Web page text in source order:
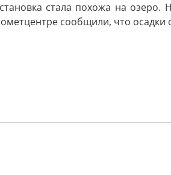
стала похожа на
сообщили, что